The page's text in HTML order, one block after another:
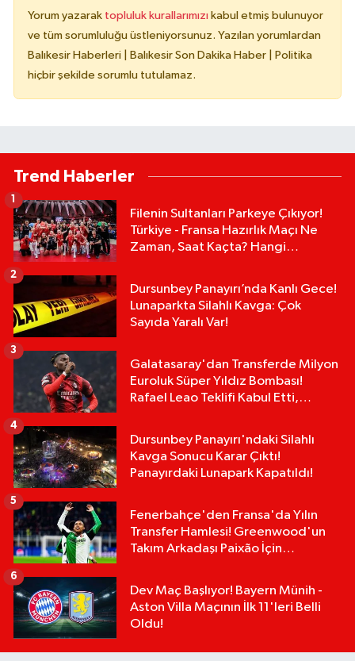
Yorum yazarak topluluk kurallarımızı kabul etmiş bulunuyor
ve tüm sorumluluğu üstleniyorsunuz. Yazılan yorumlardan
Balıkesir Haberleri | Balıkesir Son Dakika Haber | Politika
hiçbir şekilde sorumlu tutulamaz.
Trend Haberler
Filenin Sultanları Parkeye Çıkıyor!
Türkiye - Fransa Hazırlık Maçı Ne
Zaman, Saat Kaçta? Hangi
1
Dursunbey Panayırı’nda Kanlı Gece!
Lunaparkta Silahlı Kavga: Çok
Sayıda Yaralı Var!
2
Galatasaray'dan Transferde Milyon
Euroluk Süper Yıldız Bombası!
Rafael Leao Teklifi Kabul Etti,
3
Dursunbey Panayırı'ndaki Silahlı
Kavga Sonucu Karar Çıktı!
Panayırdaki Lunapark Kapatıldı!
4
Fenerbahçe'den Fransa'da Yılın
Transfer Hamlesi! Greenwood'un
Takım Arkadaşı Paixão İçin
5
Dev Maç Başlıyor! Bayern Münih -
Aston Villa Maçının İlk 11'leri Belli
Oldu!
6